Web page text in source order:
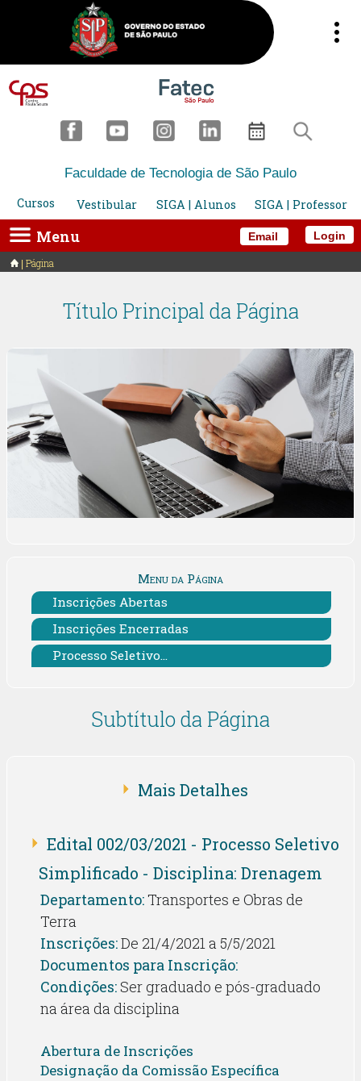
Email
Faculdade de Tecnologia de São Paulo
Cursos
Vestibular SIGA | Alunos SIGA | Professor
Menu Login
Página
Título Principal da Página
Menu da Página
Inscrições Abertas
Inscrições Encerradas
Processo Seletivo...
Subtítulo da Página
Mais Detalhes
Edital 002/03/2021 - Processo Seletivo
Simplificado - Disciplina: Drenagem
Departamento:Transportes e Obras de
Terra
Inscrições:De 21/4/2021 a 5/5/2021
Documentos para Inscrição:
Condições:Ser graduado e pós-graduado
na área da disciplina
Abertura de Inscrições
Designação da Comissão Específica